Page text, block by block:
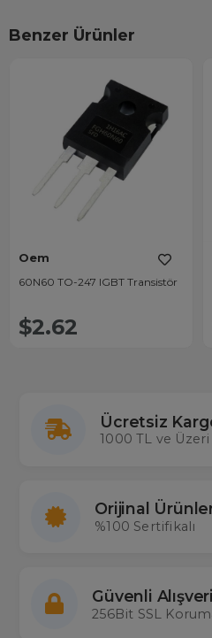
Benzer Ürünler
Oem
60N60 TO-247 IGBT Transistör
$2.62
Ücretsiz
1000 TL ve Üzeri
Orijinal
%100 Sertifikalı
Güvenli
256Bit SSL